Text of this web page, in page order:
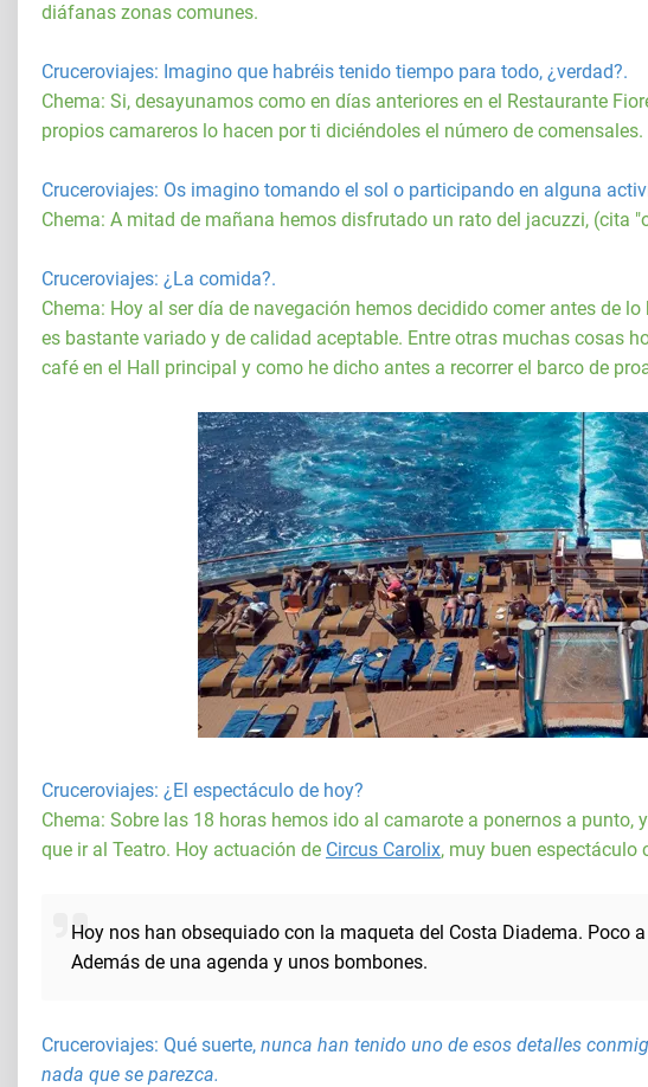
diáfanas zonas comunes.
Cruceroviajes: Imagino que habréis tenido tiempo para todo, ¿verdad?.
Chema: Si, desayunamos como en días anteriores en el Restaurante
propios camareros lo hacen por ti diciéndoles el número de comensales.
Cruceroviajes: Os imagino tomando el sol o participando en alguna
Chema: A mitad de mañana hemos disfrutado un rato del jacuzzi, (cita
Cruceroviajes: ¿La comida?.
Chema: Hoy al ser día de navegación hemos decidido comer antes de
es bastante variado y de calidad aceptable. Entre otras muchas cosas
café en el Hall principal y como he dicho antes a recorrer el barco de
Cruceroviajes: ¿El espectáculo de hoy?
Chema: Sobre las 18 horas hemos ido al camarote a ponernos a punto,
que ir al Teatro. Hoy actuación de Circus Carolix, muy buen espectáculo
Hoy nos han obsequiado con la maqueta del Costa Diadema. Poco
Además de una agenda y unos bombones.
Cruceroviajes: Qué suerte, nunca han tenido uno de esos detalles
nada que se parezca.